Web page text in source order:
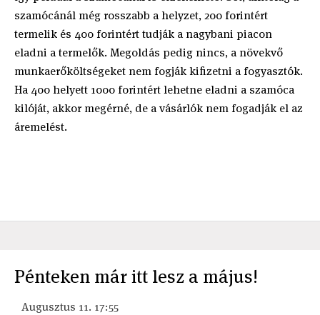
szamócánál még rosszabb a helyzet, 200 forintért
termelik és 400 forintért tudják a nagybani piacon
eladni a termelők. Megoldás pedig nincs, a növekvő
munkaerőköltségeket nem fogják kifizetni a fogyasztók.
Ha 400 helyett 1000 forintért lehetne eladni a szamóca
kilóját, akkor megérné, de a vásárlók nem fogadják el az
áremelést.
Pénteken már itt lesz a május!
Augusztus 11. 17:55